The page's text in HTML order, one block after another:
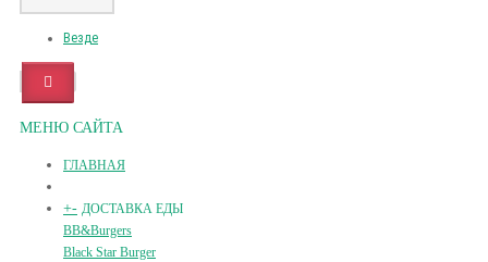
Везде
МЕНЮ САЙТА
ГЛАВНАЯ
+- ДОСТАВКА ЕДЫ
BB&Burgers
Black Star Burger